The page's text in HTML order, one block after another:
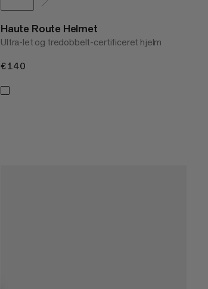
Haute Route Helmet
Ultra-let og tredobbelt-certificeret hjelm
€140